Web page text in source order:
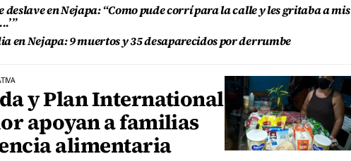
deslave en Nejapa: “Como pude corrí para la calle y les gritaba a mis
en Nejapa: 9 muertos y 35 desaparecidos por derrumbe
y Plan International
apoyan a familias
alimentaria